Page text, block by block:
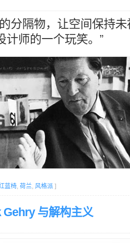
分隔物，让空间保持
计师的一个玩笑。”
蓝椅, 荷兰, 风格派 ]
Gehry 与解构主义